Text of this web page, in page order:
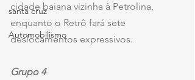
santa cruz
Automobilismo
cidade baiana vizinha à Petrolina,
enquanto o Retrô fará sete
deslocamentos expressivos.
Grupo 4